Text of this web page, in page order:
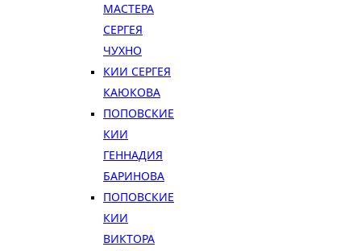
МАСТЕРА
СЕРГЕЯ
ЧУХНО
КИИ СЕРГЕЯ
КАЮКОВА
ПОПОВСКИЕ
КИИ
ГЕННАДИЯ
БАРИНОВА
ПОПОВСКИЕ
КИИ
ВИКТОРА